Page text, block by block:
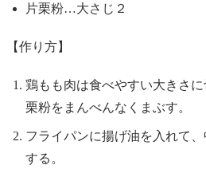
片栗粉…大さじ２
【作り方】
鶏もも肉は食べやすい大きさ
栗粉をまんべんなくまぶす。
フライパンに揚げ油を入れて
する。